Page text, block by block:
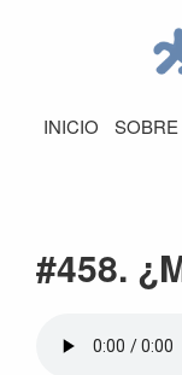
navegación
principal
barra
de
INICIO
#458.